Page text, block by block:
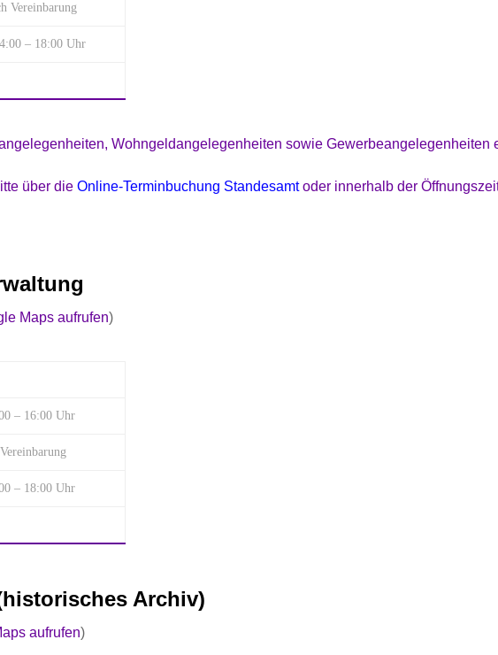
Vereinbarung
– 18:00 Uhr
Wohngeldangelegenheiten sowie Gewerbeangelegenheiten
über die Online-Terminbuchung Standesamtoder innerhalb der
Maps aufrufen)
– 16:00 Uhr
– 18:00 Uhr
Archiv)
aufrufen)